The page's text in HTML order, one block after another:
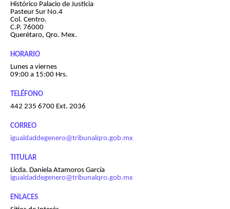
Histórico Palacio de Justicia
Pasteur Sur No.4
Col. Centro.
C.P. 76000
Querétaro, Qro. Mex.
HORARIO
Lunes a viernes
09:00 a 15:00 Hrs.
TELÉFONO
442 235 6700 Ext. 2036
CORREO
igualdaddegenero@tribunalqro.gob.mx
TITULAR
Licda. Daniela Atamoros García
igualdaddegenero@tribunalqro.gob.mx
ENLACES